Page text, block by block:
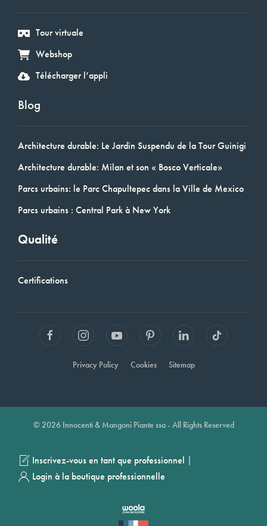
Tour virtuale
Webshop
Télécharger l’appli
Blog
Architecture durable: Le Jardin Suspendu de la Tour Guinigi
Architecture durable: Milan et son « Bosco Verticale»
Parcs urbains: le Parc Chapultepec dans la Ville de Mexico
Parcs urbains : Central Park à New York
Qualité
Certifications
Privacy Policy Cookies Sitemap
© 2026 Innocenti & Mangoni Piante ssa - All Rights Reserved
Inscrivez-vous en tant que professionnel |
Login à la boutique professionnelle